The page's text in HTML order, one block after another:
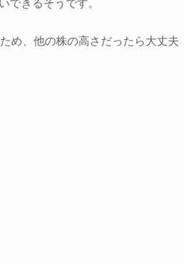
できるそうです。
め、他の株の高さだったら大丈夫